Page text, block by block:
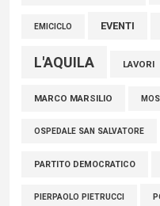
EMICICLO EVENTI
L'AQUILA LAVORI
MARCO MARSILIO
OSPEDALE SAN SALVATORE
PARTITO DEMOCRATICO
PIERPAOLO PIETRUCCI